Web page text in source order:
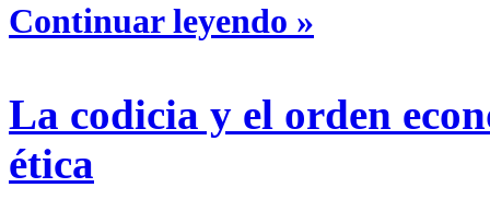
Continuar leyendo »
La codicia y el orden
ética